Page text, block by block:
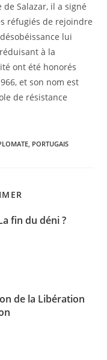
Salazar, il a signé
réfugiés de rejoindre
lui
à la
ont été honorés
et son nom est
de résistance
, PORTUGAIS
fin du déni ?
de la Libération